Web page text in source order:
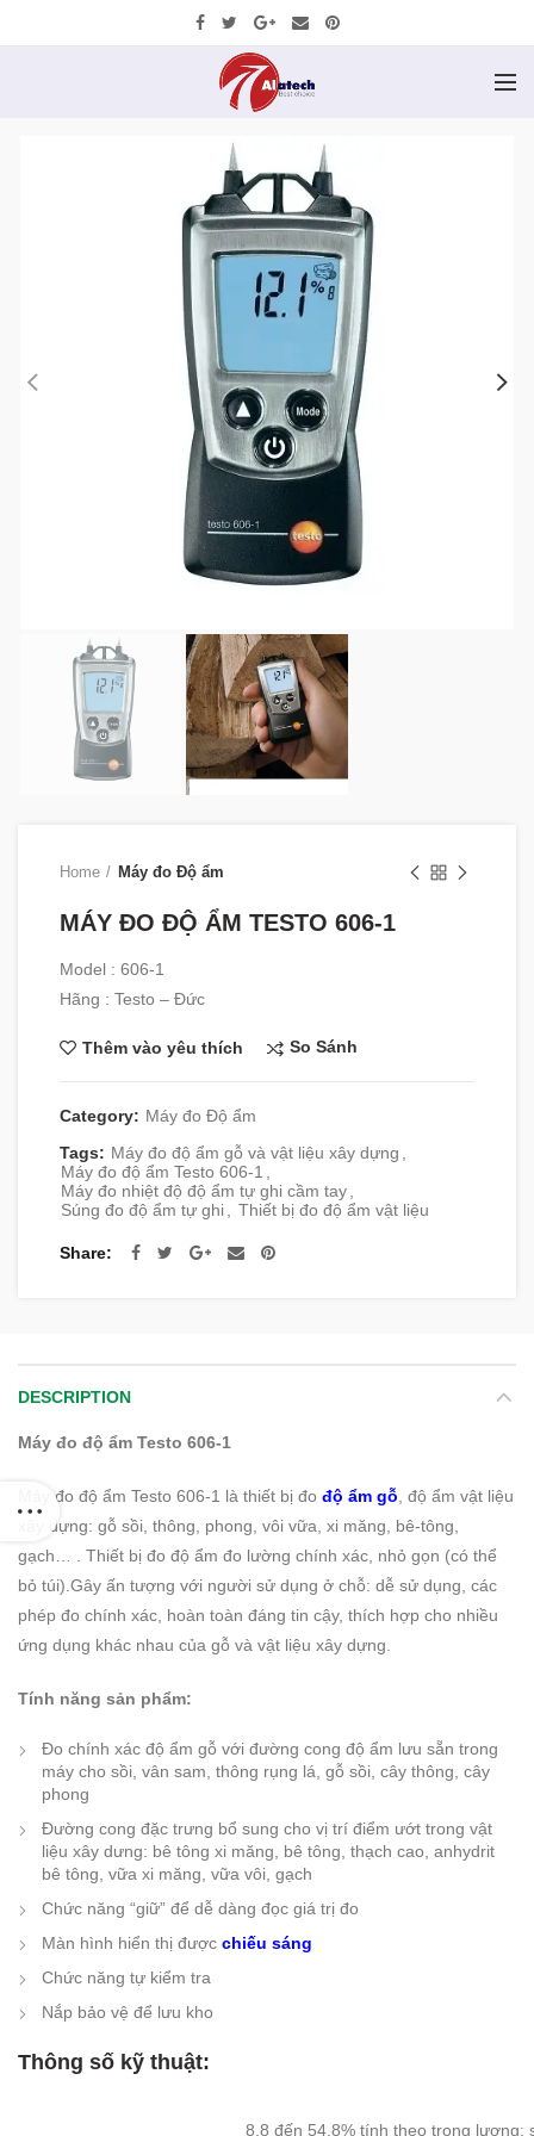
Home Máy đo Độ ẩm
MÁY ĐO ĐỘ ẨM TESTO 606-1
Model : 606-1
Hãng : Testo – Đức
Thêm vào yêu thích So Sánh
Category: Máy đo Độ ẩm
Tags: Máy đo độ ẩm gỗ và vật liệu xây dựng
Máy đo độ ẩm Testo 606-1
Máy đo nhiệt độ độ ẩm tự ghi cầm tay
Súng đo độ ẩm tự ghi
Thiết bị đo độ ẩm vật liệu
Share
DESCRIPTION
Máy đo độ ẩm Testo 606-1
Máy đo độ ẩm Testo 606-1 là thiết bị đo độ ẩm gỗ , độ ẩm vật liệu
xây dựng: gỗ sồi, thông, phong, vôi vữa, xi măng, bê-tông,
gạch… . Thiết bị đo độ ẩm đo lường chính xác, nhỏ gọn (có thể
bỏ túi).Gây ấn tượng với người sử dụng ở chỗ: dễ sử dụng, các
phép đo chính xác, hoàn toàn đáng tin cậy, thích hợp cho nhiều
ứng dụng khác nhau của gỗ và vật liệu xây dựng.
Tính năng sản phẩm:
Đo chính xác độ ẩm gỗ với đường cong độ ẩm lưu sẵn trong
máy cho sồi, vân sam, thông rụng lá, gỗ sồi, cây thông, cây
phong
Đường cong đặc trưng bổ sung cho vị trí điểm ướt trong vật
liệu xây dưng: bê tông xi măng, bê tông, thạch cao, anhydrit
bê tông, vữa xi măng, vữa vôi, gạch
Chức năng “giữ” để dễ dàng đọc giá trị đo
Màn hình hiển thị được chiếu sáng
Chức năng tự kiểm tra
Nắp bảo vệ để lưu kho
Thông số kỹ thuật:
8,8 đến 54,8% tính theo trọng lượng;